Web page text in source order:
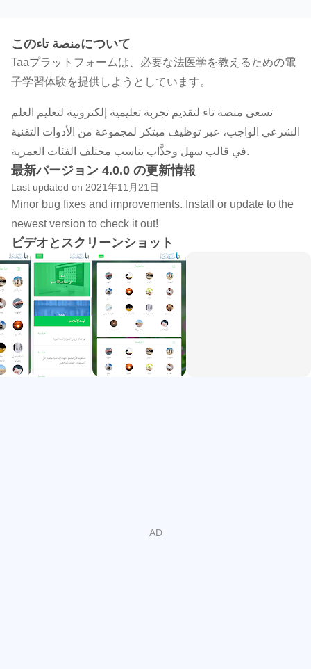
このمنصة تاءについて
Taaプラットフォームは、必要な法医学を教えるための電
子学習体験を提供しようとしています。
تسعى منصة تاء لتقديم تجربة تعليمية إلكترونية لتعليم العلم
الشرعي الواجب، عبر توظيف مبتكر لمجموعة من الأدوات التقنية
في قالب سهل وجذَّاب يناسب مختلف الفئات العمرية.
最新バージョン 4.0.0 の更新情報
Last updated on 2021年11月21日
Minor bug fixes and improvements. Install or update to the
newest version to check it out!
ビデオとスクリーンショット